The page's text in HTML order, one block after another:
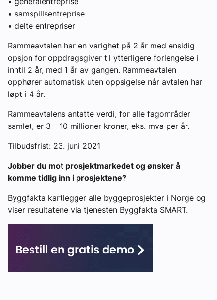
• samspillsentreprise
• delte entrepriser
Rammeavtalen har en varighet på 2 år med ensidig
opsjon for oppdragsgiver til ytterligere forlengelse i
inntil 2 år, med 1 år av gangen. Rammeavtalen
opphører automatisk uten oppsigelse når avtalen har
løpt i 4 år.
Rammeavtalens antatte verdi, for alle fagområder
samlet, er 3 – 10 millioner kroner, eks. mva per år.
Tilbudsfrist: 23. juni 2021
Jobber du mot prosjektmarkedet og ønsker å
komme tidlig inn i prosjektene?
Byggfakta kartlegger alle byggeprosjekter i Norge og
viser resultatene via tjenesten Byggfakta SMART.